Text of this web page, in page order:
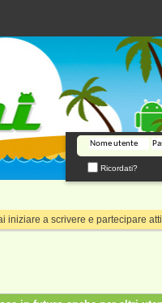
Ricordati?
iniziare a scrivere e partecipare